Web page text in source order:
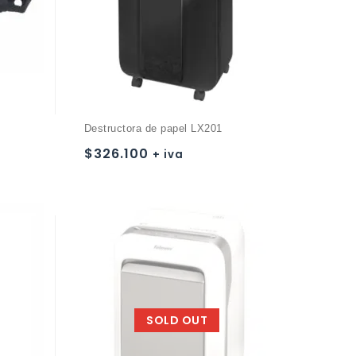
Destructora de papel LX201
$326.100 + iva
SOLD OUT